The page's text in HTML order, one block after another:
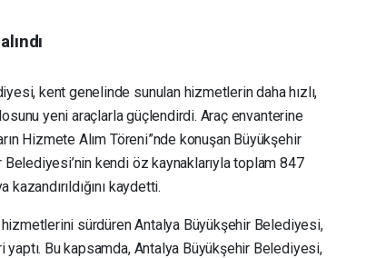
kent genelinde sunulan hizmetlerin daha hızlı,
yeni araçlarla güçlendirdi. Araç envanterine
Hizmete Alım Töreni”nde konuşan Büyükşehir
kendi öz kaynaklarıyla toplam 847
kaydetti.
hizmetlerini sürdüren Antalya Büyükşehir Belediyesi,
Bu kapsamda, Antalya Büyükşehir Belediyesi,